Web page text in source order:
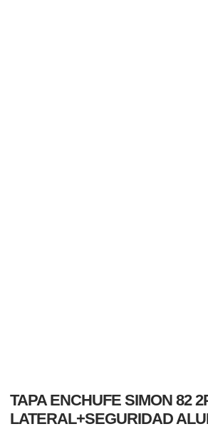
TAPA ENCHUFE SIMON 82
LATERAL+SEGURIDAD